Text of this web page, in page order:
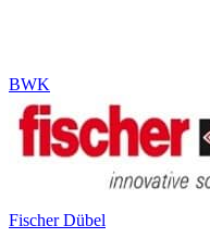
BWK
Fischer Dübel